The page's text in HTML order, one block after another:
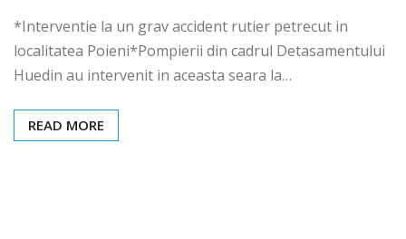
*Interventie la un grav accident rutier petrecut in
localitatea Poieni*Pompierii din cadrul Detasamentului
Huedin au intervenit in aceasta seara la…
READ MORE